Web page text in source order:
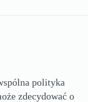
polityka
zdecydować o